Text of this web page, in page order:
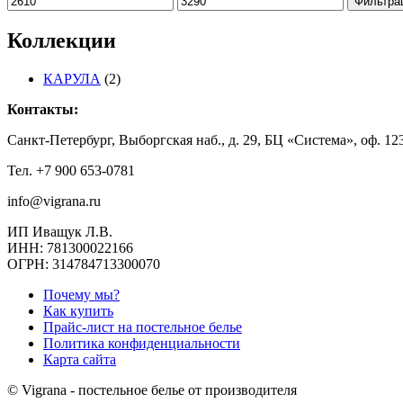
цена
цена
Коллекции
КАРУЛА (2)
Контакты:
Санкт-Петербург, Выборгская наб., д. 29, БЦ «Система», оф.
Тел. +7 900 653-0781
info@vigrana.ru
ИП Иващук Л.В.
ИНН: 781300022166
ОГРН: 314784713300070
Почему мы?
Как купить
Прайс-лист на постельное белье
Политика конфиденциальности
Карта сайта
© Vigrana - постельное белье от производителя